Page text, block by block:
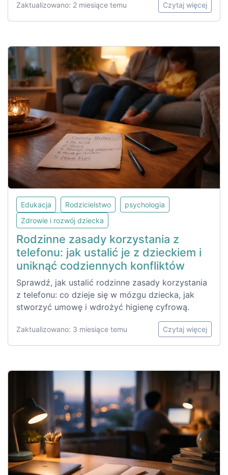
Zaktualizowano: 2 miesiące temu Czytaj więcej
Edukacja Rodzicielstwo
psychologia
Zdrowie i rozwój dziecka
Rodzinne zasady korzystania z
telefonu: jak ustalić je z dzieckiem i
uniknąć codziennych konfliktów
Sprawdź, jak ustalić rodzinne zasady korzystania
z telefonu: co dzieje się w mózgu dziecka, jak
stworzyć umowę i wdrożyć higienę cyfrową.
Zaktualizowano: 3 miesiące temu Czytaj więcej